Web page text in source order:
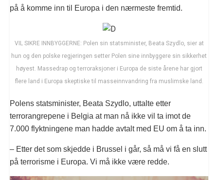
på å komme inn til Europa i den nærmeste fremtid.
VIL SIKRE INNBYGGERNE: Polen sin statsminister, Beata Szydlo, sier at
hun og den polske regjeringen setter Polen sine innbyggere sin sikkerhet
høyest. Massedrap og terroraksjoner i Europa de siste årene har gjort
flere land i Europa skeptiske til masseinnvandring fra muslimske land.
Polens statsminister, Beata Szydlo, uttalte etter
terrorangrepene i Belgia at man nå ikke vil ta imot de
7.000 flyktningene man hadde avtalt med EU om å ta inn.
– Etter det som skjedde i Brussel i går, så må vi få en slutt
på terrorisme i Europa. Vi må ikke være redde.